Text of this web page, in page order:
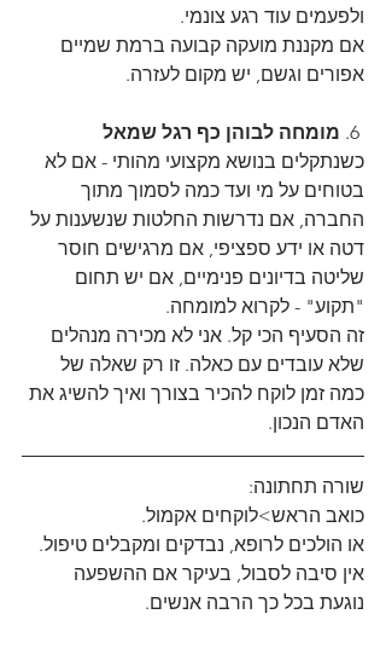
ולפעמים עוד רגע צונמי.
אם מקננת מועקה קבועה ברמת שמיים
אפורים וגשם, יש מקום לעזרה.
מומחה לבוהן כף רגל שמאל
כשנתקלים בנושא מקצועי מהותי - אם לא
בטוחים על מי ועד כמה לסמוך מתוך
החברה, אם נדרשות החלטות שנשענות על
דטה או ידע ספציפי, אם מרגישים חוסר
שליטה בדיונים פנימיים, אם יש תחום
"תקוע" - לקרוא למומחה.
זה הסעיף הכי קל. אני לא מכירה מנהלים
שלא עובדים עם כאלה. זו רק שאלה של
כמה זמן לוקח להכיר בצורך ואיך להשיג את
האדם הנכון.
שורה תחתונה:
כואב הראש>לוקחים אקמול.
או הולכים לרופא, נבדקים ומקבלים טיפול.
אין סיבה לסבול, בעיקר אם ההשפעה
נוגעת בכל כך הרבה אנשים.